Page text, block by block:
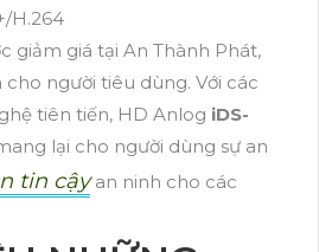
H.264
giảm giá tại An Thành Phát,
người tiêu dùng. Với các
tiên tiến, HD Anlog iDS-
lại cho người dùng sự an
tin cậyan ninh cho các